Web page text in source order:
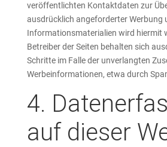
veröffentlichten Kontaktdaten zur
ausdrücklich angeforderter Werbung
Informationsmaterialien wird hiermit
Betreiber der Seiten behalten sich
Schritte im Falle der unverlangten
Werbeinformationen, etwa durch
4.
auf dieser